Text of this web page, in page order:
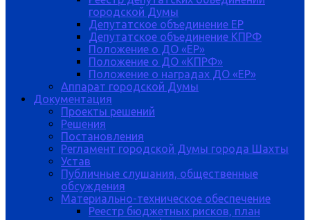
городской Думы
Депутатское объединение ЕР
Депутатское объединение КПРФ
Положение о ДО «ЕР»
Положение о ДО «КПРФ»
Положение о наградах ДО «ЕР»
Аппарат городской Думы
Документация
Проекты решений
Решения
Постановления
Регламент городской Думы города Шахты
Устав
Публичные слушания, общественные
обсуждения
Материально-техническое обеспечение
Реестр бюджетных рисков, план